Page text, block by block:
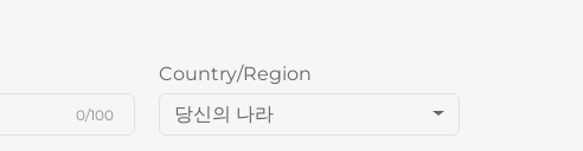
0/100
Country/Region
당신의 나라